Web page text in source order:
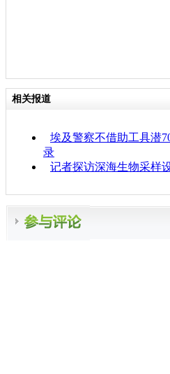
相关报道
埃及警察不借助工具潜
录
记者探访深海生物采样